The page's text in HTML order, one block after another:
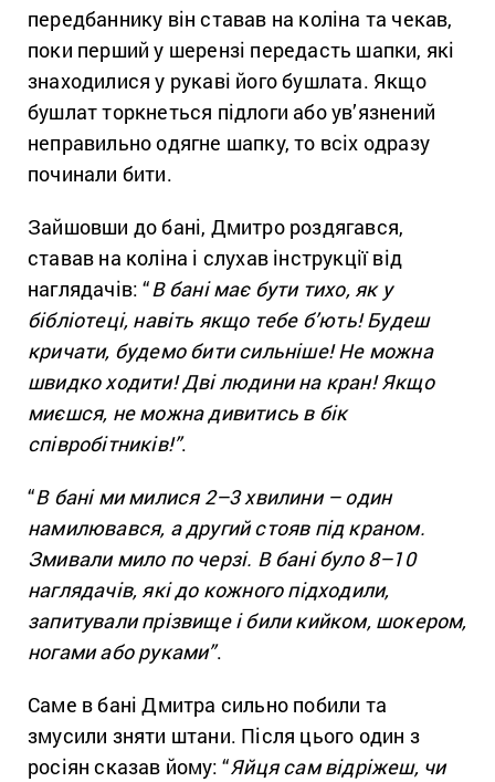
передбаннику він ставав на коліна та чекав,
поки перший у шерензі передасть шапки, які
знаходилися у рукаві його бушлата. Якщо
бушлат торкнеться підлоги або ув’язнений
неправильно одягне шапку, то всіх одразу
починали бити.
Зайшовши до бані, Дмитро роздягався,
ставав на коліна і слухав інструкції від
наглядачів: “В бані має бути тихо, як у
бібліотеці, навіть якщо тебе б’ють! Будеш
кричати, будемо бити сильніше! Не можна
швидко ходити! Дві людини на кран! Якщо
миєшся, не можна дивитись в бік
співробітників!”.
“В бані ми милися 2–3 хвилини – один
намилювався, а другий стояв під краном.
Змивали мило по черзі. В бані було 8–10
наглядачів, які до кожного підходили,
запитували прізвище і били кийком, шокером,
ногами або руками”.
Саме в бані Дмитра сильно побили та
змусили зняти штани. Після цього один з
росіян сказав йому: “Яйця сам відріжеш, чи